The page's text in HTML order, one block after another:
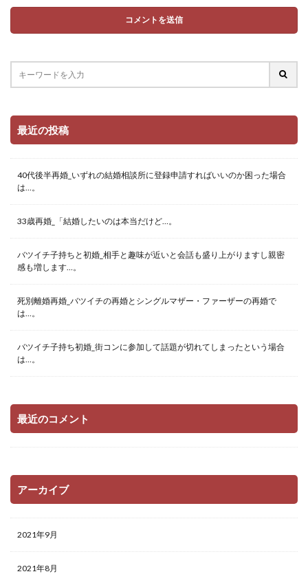
最近の投稿
40代後半再婚_いずれの結婚相談所に登録申請すればいいのか困った場合
は…。
33歳再婚_「結婚したいのは本当だけど…。
バツイチ子持ちと初婚_相手と趣味が近いと会話も盛り上がりますし親密
感も増します…。
死別離婚再婚_バツイチの再婚とシングルマザー・ファーザーの再婚で
は…。
バツイチ子持ち初婚_街コンに参加して話題が切れてしまったという場合
は…。
最近のコメント
アーカイブ
2021年9月
2021年8月